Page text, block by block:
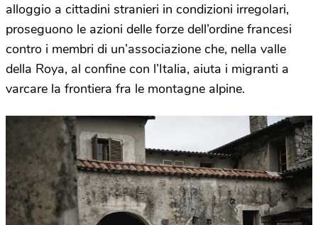
alloggio a cittadini stranieri in condizioni irregolari,
proseguono le azioni delle forze dell’ordine francesi
contro i membri di un’associazione che, nella valle
della Roya, al confine con l’Italia, aiuta i migranti a
varcare la frontiera fra le montagne alpine.